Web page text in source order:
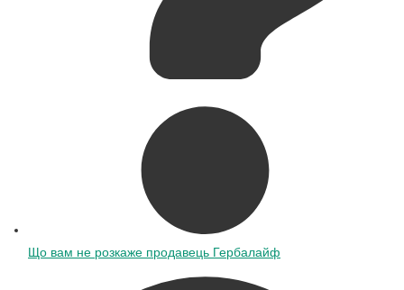
Що вам не розкаже продавець Гербалайф